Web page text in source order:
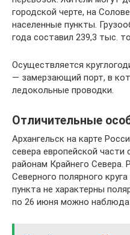
городской черте, на
населенные пункты.
года составил 239,3 тыс.
Осуществляется
— замерзающий порт, в
ледокольные проводки.
Отличительные
Архангельск на карте
севера европейской
районам Крайнего Севера.
Северного полярного
пункта не характерны
по 26 июня можно